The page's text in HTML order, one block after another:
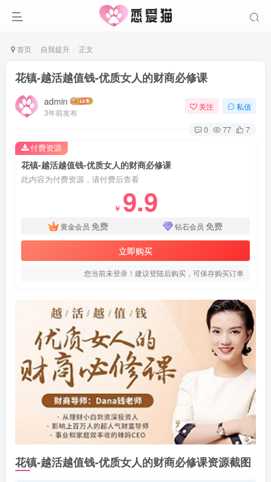
首页 自我提升 正文
花镇-越活越值钱-优质女人的财商必修课
admin
3年前发布
关注 私信
0 77 7
花镇-越活越值钱-优质女人的财商必修课
此内容为付费资源，请付费后查看
￥ 9.9
黄金会员 免费 钻石会员 免费
立即购买
您当前未登录！建议登陆后购买，可保存购买订单
付费资源
花镇-越活越值钱-优质女人的财商必修课资源截图